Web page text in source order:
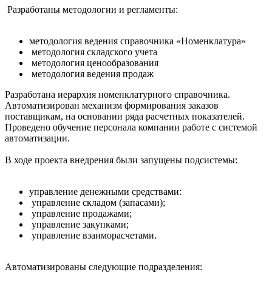
Разработаны методологии и регламенты:
методология ведения справочника «Номенклатура»
методология складского учета
методология ценообразования
методология ведения продаж
Разработана иерархия номенклатурного справочника.
Автоматизирован механизм формирования заказов
поставщикам, на основании ряда расчетных показателей.
Проведено обучение персонала компании работе с системой
автоматизации.
В ходе проекта внедрения были запущены подсистемы:
управление денежными средствами:
управление складом (запасами);
управление продажами;
управление закупками;
управление взаиморасчетами.
Автоматизированы следующие подразделения: